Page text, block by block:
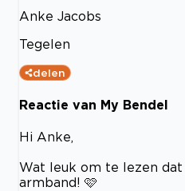
Anke Jacobs
Tegelen
delen
Reactie van My Bendel
Hi Anke,
Wat leuk om te lezen
armband! 🩷